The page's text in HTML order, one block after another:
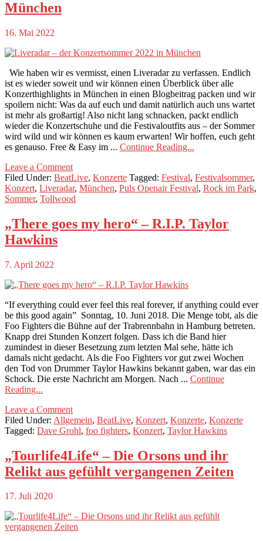
München
16. Mai 2022
Wie haben wir es vermisst, einen Liveradar zu verfassen. Endlich
ist es wieder soweit und wir können einen Überblick über alle
Konzerthighlights in München in einen Blogbeitrag packen und wir
spoilern nicht: Was da auf euch und damit natürlich auch uns wartet
ist mehr als großartig! Also nicht lang schnacken, packt endlich
wieder die Konzertschuhe und die Festivaloutfits aus – der Sommer
wird wild und wir können es kaum erwarten! Wir hoffen, euch geht
es genauso. Free & Easy im ... Continue Reading...
Leave a Comment
Filed Under: BeatLive, Konzerte Tagged: Festival, Festivalsommer,
Konzert, Liveradar, München, Puls Openair Festival, Rock im Park,
Sommer, Tollwood
„There goes my hero“ – R.I.P. Taylor
Hawkins
7. April 2022
“If everything could ever feel this real forever, if anything could ever
be this good again” Sonntag, 10. Juni 2018. Die Menge tobt, als die
Foo Fighters die Bühne auf der Trabrennbahn in Hamburg betreten.
Knapp drei Stunden Konzert folgen. Dass ich die Band hier
zumindest in dieser Besetzung zum letzten Mal sehe, hätte ich
damals nicht gedacht. Als die Foo Fighters vor gut zwei Wochen
den Tod von Drummer Taylor Hawkins bekannt gaben, war das ein
Schock. Die erste Nachricht am Morgen. Nach ... Continue
Reading...
Leave a Comment
Filed Under: Allgemein, BeatLive, Konzert, Konzerte, Konzerte
Tagged: Dave Grohl, foo fighters, Konzert, Taylor Hawkins
„Tourlife4Life“ – Die Orsons und ihr
Relikt aus gefühlt vergangenen Zeiten
17. Juli 2020